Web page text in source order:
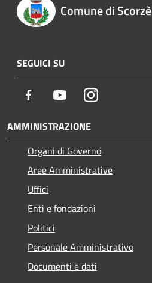
Comune di Scorzè
SEGUICI SU
Facebook YoutubeInstagram
AMMINISTRAZIONE
Organi di Governo
Aree Amministrative
Uffici
Enti e fondazioni
Politici
Personale Amministrativo
Documenti e dati